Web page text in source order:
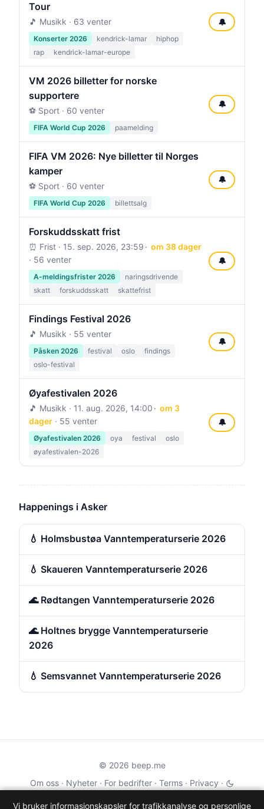
Tour
🎵 Musikk · 63 venter
Konserter 2026 kendrick-lamar
hiphop
rap
kendrick-lamar-europe
🔔
VM 2026 billetter for norske
supportere
⚽ Sport · 60 venter
FIFA World Cup 2026 paamelding
🔔
FIFA VM 2026: Nye billetter til Norges
kamper
⚽ Sport · 60 venter
FIFA World Cup 2026 billettsalg
🔔
Forskuddsskatt frist
⏰ Frist · 15. sep. 2026, 23:59
om 38 dager
· 56 venter
A-meldingsfrister 2026
naringsdrivende
skatt
forskuddsskatt skattefrist
🔔
Findings Festival 2026
🎵 Musikk · 55 venter
Påsken 2026 festival oslo
findings
oslo-festival
🔔
Øyafestivalen 2026
🎵 Musikk · 11. aug. 2026, 14:00
om 3
dager · 55 venter
Øyafestivalen 2026 oya festival
oslo
øyafestivalen-2026
🔔
Happenings i Asker
💧 Holmsbustøa Vanntemperaturserie 2026
💧 Skaueren Vanntemperaturserie 2026
🌊 Rødtangen Vanntemperaturserie 2026
🌊 Holtnes brygge Vanntemperaturserie
2026
💧 Semsvannet Vanntemperaturserie 2026
© 2026 beep.me
Om oss · Nyheter · For bedrifter · Terms · Privacy ·
·Wikidata·OMDb
Vi bruker informasjonskapsler for trafikkanalyse og personlige